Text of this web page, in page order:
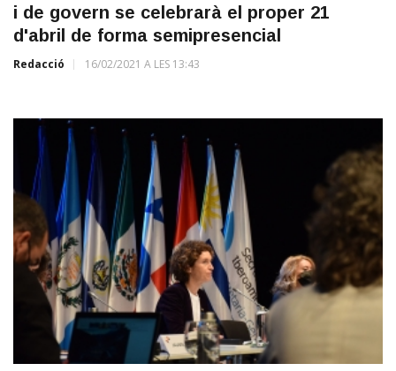
i de govern se celebrarà el proper 21
d'abril de forma semipresencial
Redacció 16/02/2021 A LES 13:43